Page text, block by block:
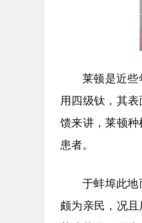
莱顿是近些
用四级钛，其
馈来讲，莱顿
患者。
于蚌埠此地
颇为亲民，况